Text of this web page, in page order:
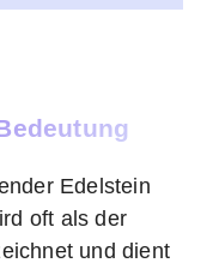
Edelstein
oft als der
und dient